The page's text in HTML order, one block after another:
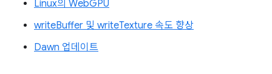
Linux의 WebGPU
writeBuffer 및 writeTexture 속도 향상
Dawn 업데이트